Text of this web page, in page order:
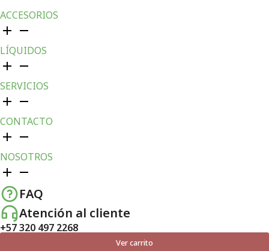
ACCESORIOS
LÍQUIDOS
SERVICIOS
CONTACTO
NOSOTROS
FAQ
Atención al cliente
+57 320 497 2268
Ver carrito